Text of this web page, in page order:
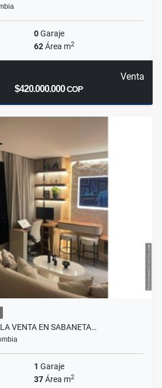
0Garaje
62Área m2
Venta
$420.000.000COP
VENTA EN SABANETA…
1 Garaje
37Área m2